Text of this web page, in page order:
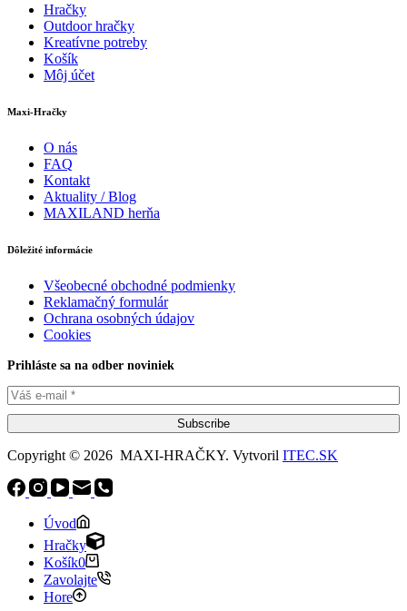
Hračky
Outdoor hračky
Kreatívne potreby
Košík
Môj účet
Maxi-Hračky
O nás
FAQ
Kontakt
Aktuality / Blog
MAXILAND herňa
Dôležité informácie
Všeobecné obchodné podmienky
Reklamačný formulár
Ochrana osobných údajov
Cookies
Prihláste sa na odber noviniek
Subscribe
Copyright © 2026 MAXI-HRAČKY. Vytvoril ITEC.SK
Úvod
Hračky
Košík0
Zavolajte
Hore